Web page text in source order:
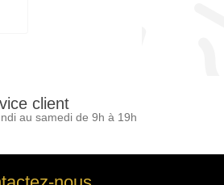
client
au samedi de 9h à 19h